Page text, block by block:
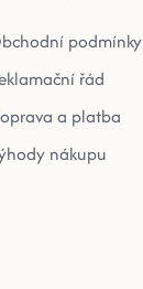
podmínky
řád
a platba
nákupu